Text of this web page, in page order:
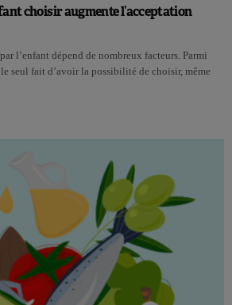
choisir augmente l’acceptation
l’enfant dépend de nombreux facteurs. Parmi
seul fait d’avoir la possibilité de choisir, même